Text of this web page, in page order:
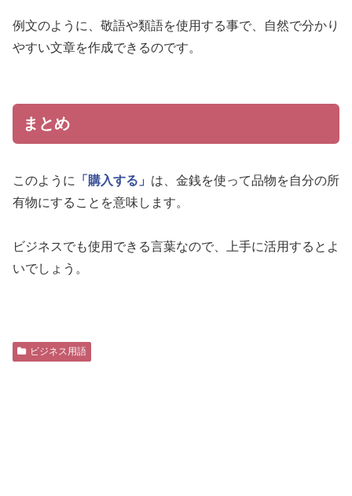
例文のように、敬語や類語を使用する事で、自然で分かり
やすい文章を作成できるのです。
まとめ
このように 「購入する」 は、金銭を使って品物を自分の所
有物にすることを意味します。
ビジネスでも使用できる言葉なので、上手に活用するとよ
いでしょう。
ビジネス用語